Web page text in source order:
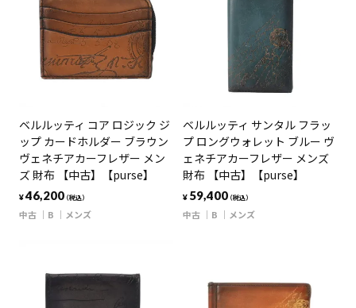
ベルルッティ コア ロジック ジ
ップ カードホルダー ブラウン
ヴェネチアカーフレザー メン
ズ 財布 【中古】【purse】
¥46,200（税込）
中古 B メンズ
ベルルッティ サンタル フラッ
プ ロングウォレット ブルー ヴ
ェネチアカーフレザー メンズ
財布 【中古】【purse】
¥ 59,400（税込）
中古 B メンズ